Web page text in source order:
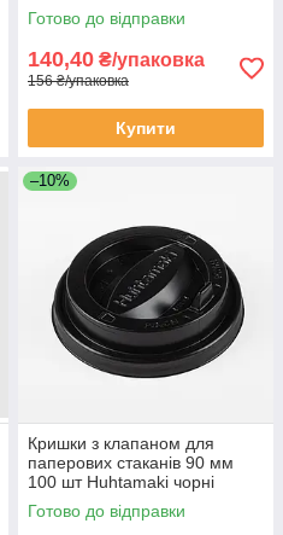
Готово до відправки
140,40 ₴/упаковка
156 ₴/упаковка
Купити
–10%
Кришки з клапаном для
паперових стаканів 90 мм
100 шт Huhtamaki чорні
Готово до відправки